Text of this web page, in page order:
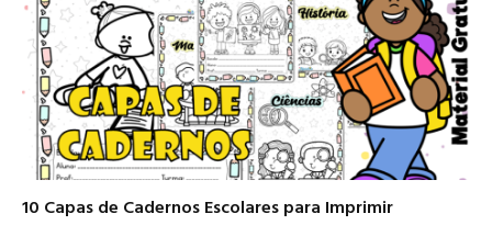
10 Capas de Cadernos Escolares para Imprimir